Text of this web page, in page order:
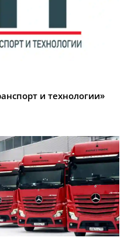
и технологии»